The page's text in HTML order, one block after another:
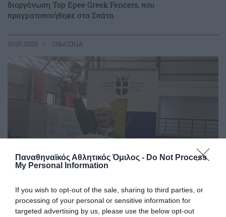
Παναθηναϊκός Αθλητικός Όμιλος - Do Not Process
My Personal Information
If you wish to opt-out of the sale, sharing to third parties, or
processing of your personal or sensitive information for
targeted advertising by us, please use the below opt-out
διοργάνωση Top Epee Greek Fencers, που
πραγματοποιήθηκε στα Σπάτα.
10.07.2026 ΞΙΦΑΣΚΙΑ
Πρωταθλήτρια η Καλλιόπη